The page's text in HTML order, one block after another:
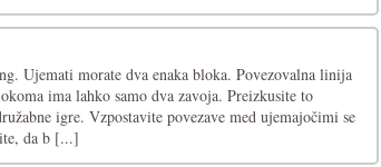
Ujemati morate dva enaka bloka. Povezovalna linija
ima lahko samo dva zavoja. Preizkusite to
igre. Vzpostavite povezave med ujemajočimi se
da b [...]